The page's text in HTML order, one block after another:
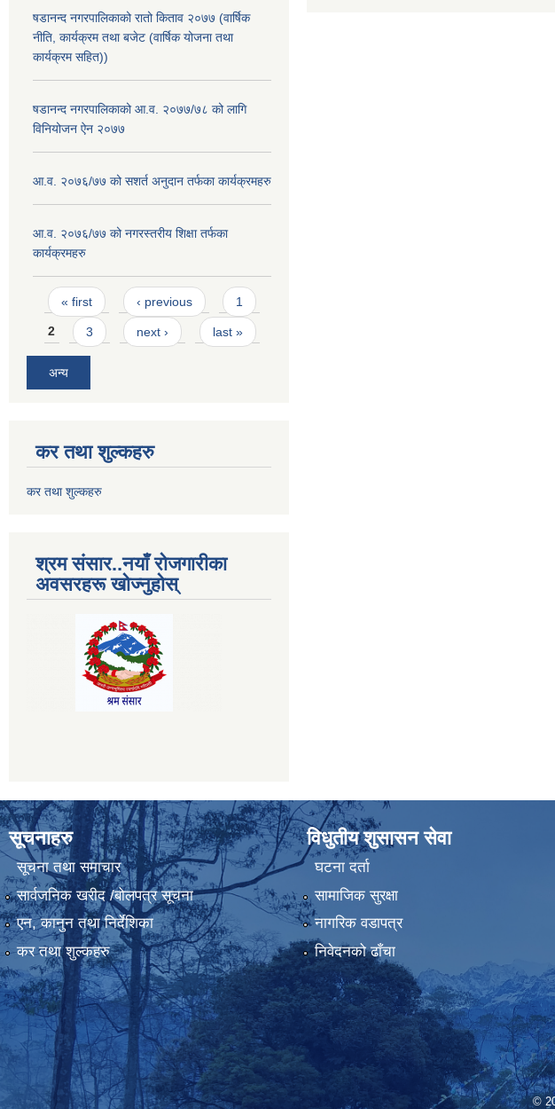
षडानन्द नगरपालिकाको रातो किताव २०७७ (वार्षिक
नीति, कार्यक्रम तथा बजेट (वार्षिक योजना तथा
कार्यक्रम सहित))
षडानन्द नगरपालिकाको आ.व. २०७७/७८ को लागि
विनियोजन ऐन २०७७
आ.व. २०७६/७७ को सशर्त अनुदान तर्फका कार्यक्रमहरु
आ.व. २०७६/७७ को नगरस्तरीय शिक्षा तर्फका
कार्यक्रमहरु
Pages
« first ‹ previous 1
2 3 next › last »
अन्य
कर तथा शुल्कहरु
कर तथा शुल्कहरु
श्रम संसार..नयाँ रोजगारीका
अवसरहरू खोज्नुहोस्
सूचनाहरु
सूचना तथा समाचार
सार्वजनिक खरीद /बोलपत्र सूचना
एन, कानुन तथा निर्देशिका
कर तथा शुल्कहरु
विधुतीय शुसासन सेवा
घटना दर्ता
सामाजिक सुरक्षा
नागरिक वडापत्र
निवेदनको ढाँचा
©